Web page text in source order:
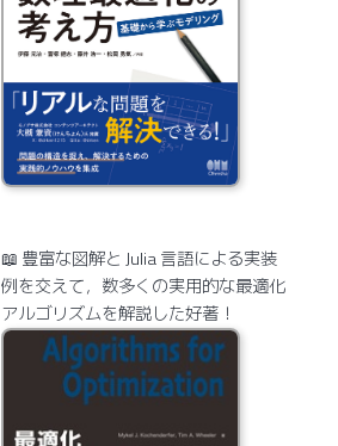
📖 豊富な図解と Julia 言語による実装
例を交えて，数多くの実用的な最適化
アルゴリズムを解説した好著！